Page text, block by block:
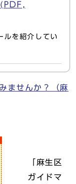
ルを紹介してい
ませんか？（麻
「麻生区
ガイドマ